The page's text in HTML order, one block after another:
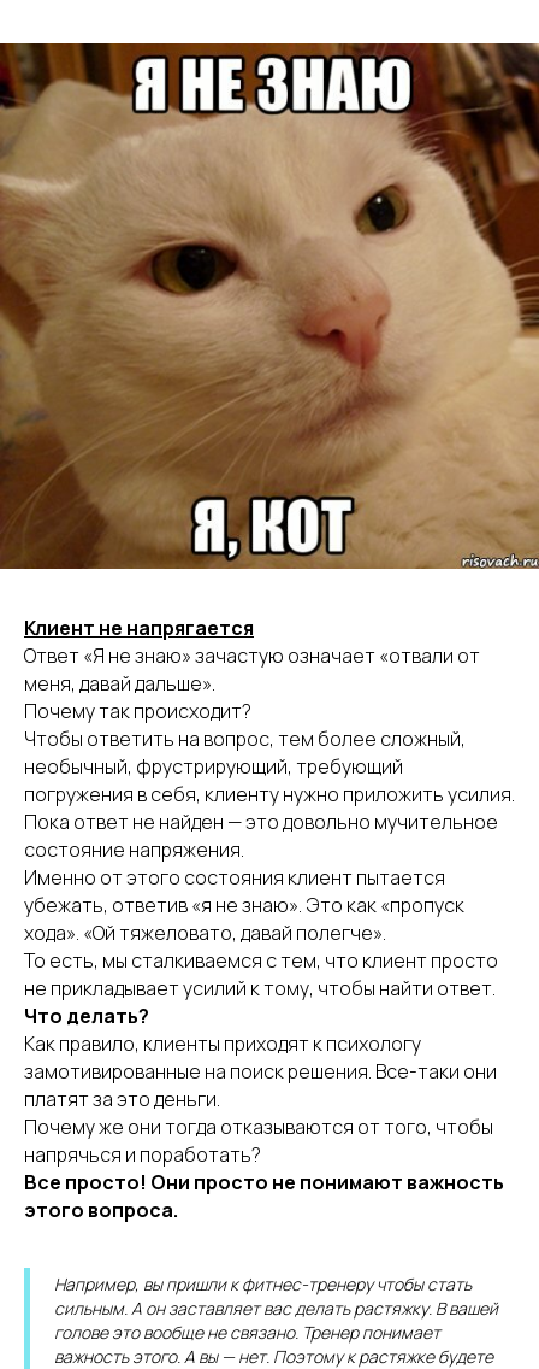
Клиент не напрягается
Ответ «Я не знаю» зачастую означает «отвали от
меня, давай дальше».
Почему так происходит?
Чтобы ответить на вопрос, тем более сложный,
необычный, фрустрирующий, требующий
погружения в себя, клиенту нужно приложить усилия.
Пока ответ не найден — это довольно мучительное
состояние напряжения.
Именно от этого состояния клиент пытается
убежать, ответив «я не знаю». Это как «пропуск
хода». «Ой тяжеловато, давай полегче».
То есть, мы сталкиваемся с тем, что клиент просто
не прикладывает усилий к тому, чтобы найти ответ.
Что делать?
Как правило, клиенты приходят к психологу
замотивированные на поиск решения. Все-таки они
платят за это деньги.
Почему же они тогда отказываются от того, чтобы
напрячься и поработать?
Все просто! Они просто не понимают важность
этого вопроса.
Например, вы пришли к фитнес-тренеру чтобы стать
сильным. А он заставляет вас делать растяжку. В вашей
голове это вообще не связано. Тренер понимает
важность этого. А вы — нет. Поэтому к растяжке будете